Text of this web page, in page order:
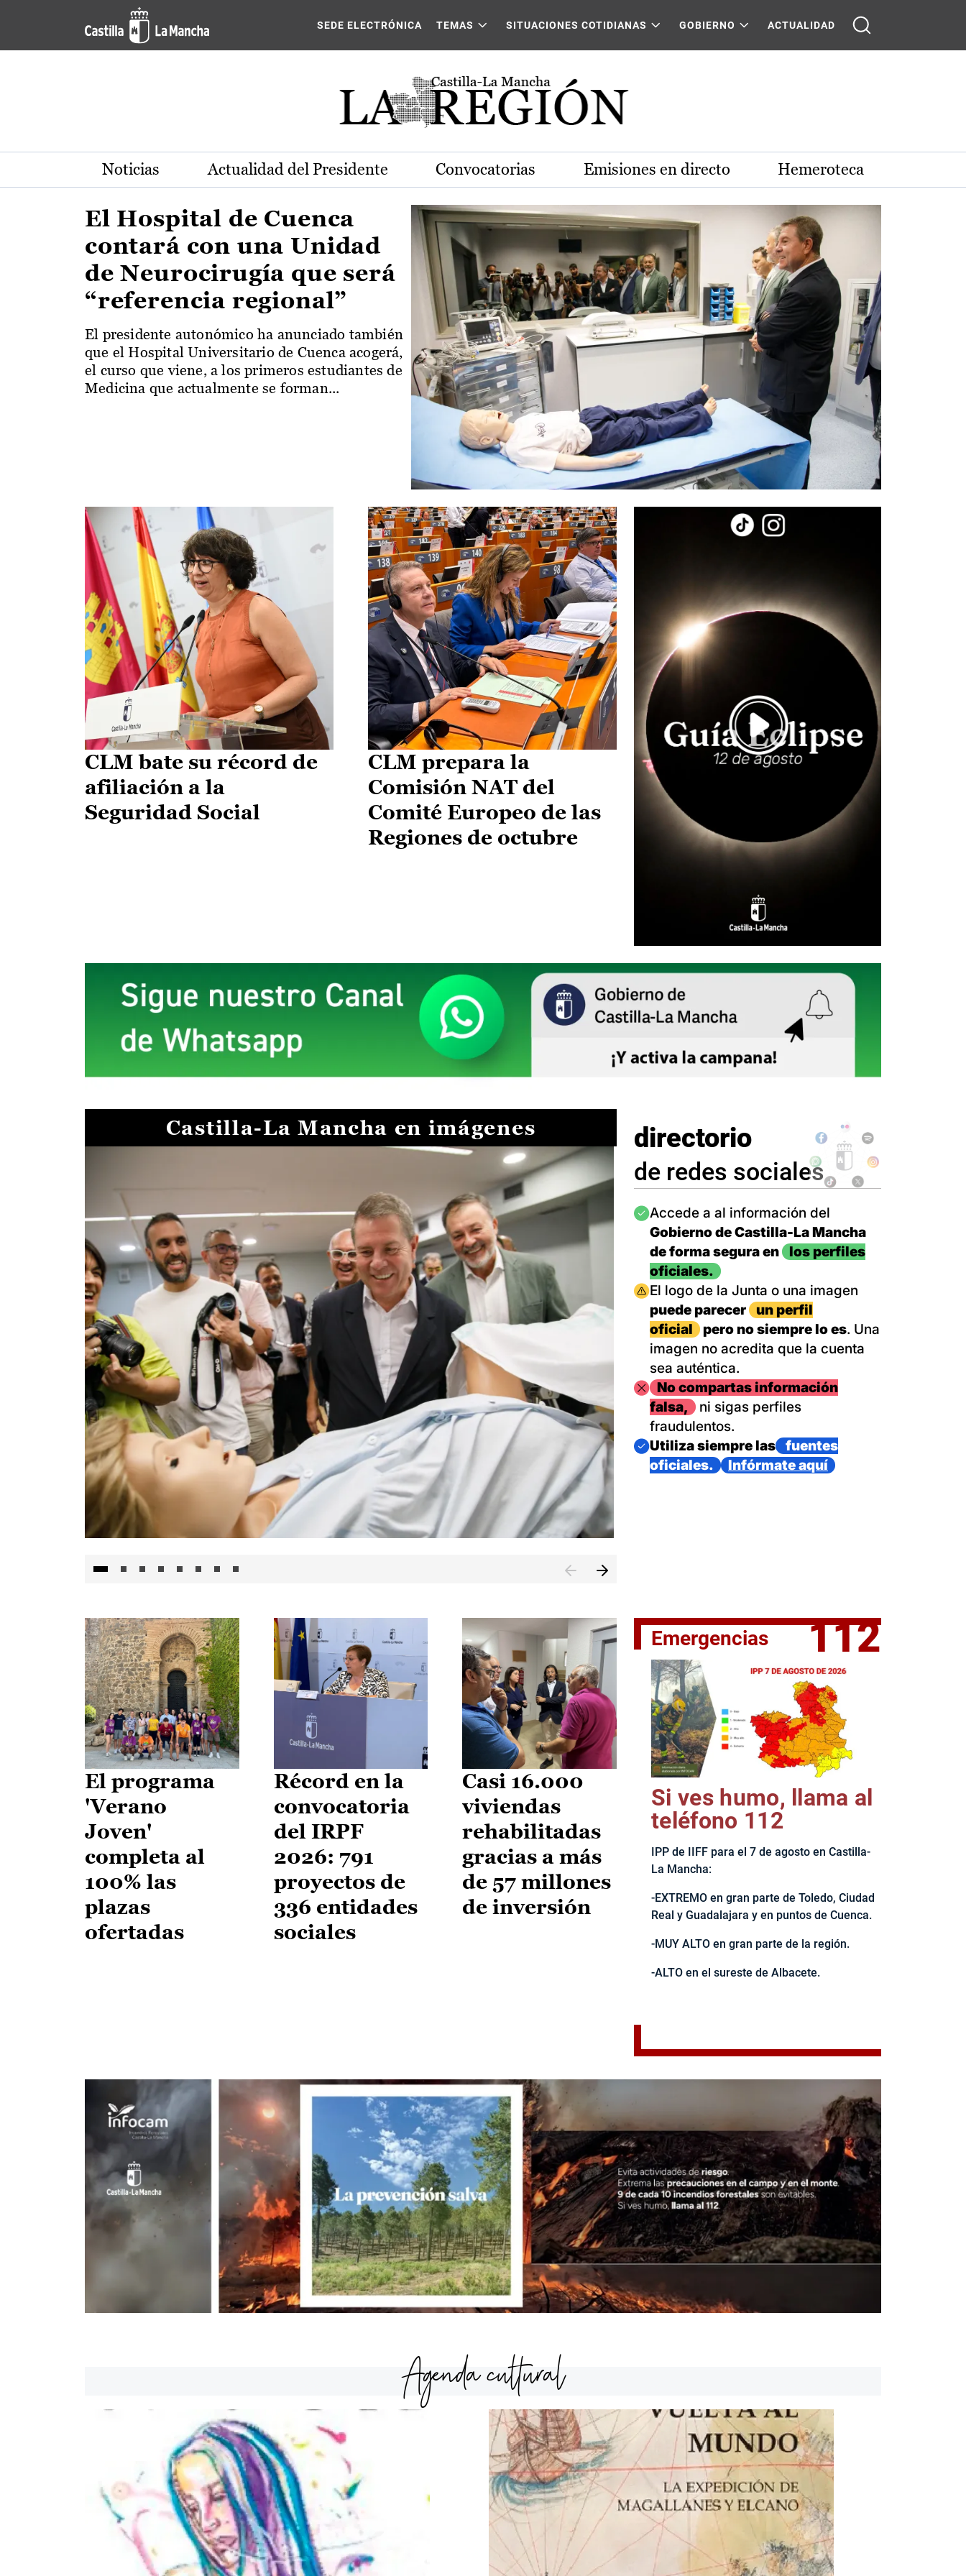
Pasar al contenido principal
Actualidad de la región de Castilla-La Mancha
SEDE ELECTRÓNICA TEMAS SITUACIONES COTIDIANAS GOBIERNO ACTUALIDAD
Noticias Actualidad del Presidente Convocatorias Emisiones en directo Hemeroteca
El Hospital de Cuenca
contará con una Unidad
de Neurocirugía que será
“referencia regional”
El presidente autonómico ha anunciado también
que el Hospital Universitario de Cuenca acogerá,
el curso que viene, a los primeros estudiantes de
Medicina que actualmente se forman...
CLM bate su récord de
afiliación a la
Seguridad Social
CLM prepara la
Comisión NAT del
Comité Europeo de las
Regiones de octubre
Castilla-La Mancha en imágenes
El jefe del Ejecutivo castellanomanchego, Emiliano García-
directorio
de redes sociales
Imagen
Accede a al información del
Gobierno de Castilla-La Mancha
de forma segura en
los perfiles
oficiales.
Imagen
El logo de la Junta o una imagen
puede parecer
un perfil
oficial
pero no siempre lo es. Una
imagen no acredita que la cuenta
sea auténtica.
ImagenNo compartas información
falsa,
ni sigas perfiles
fraudulentos.
Imagen
Utiliza siempre las
fuentes
oficiales.
Infórmate aquí
El programa
'Verano
Joven'
completa al
100% las
plazas
ofertadas
Récord en la
convocatoria
del IRPF
2026: 791
proyectos de
336 entidades
sociales
Casi 16.000
viviendas
rehabilitadas
gracias a más
de 57 millones
de inversión
Emergencias 112
Si ves humo, llama al
teléfono 112
IPP de IIFF para el 7 de agosto en Castilla-
La Mancha:
-EXTREMO en gran parte de Toledo, Ciudad
Real y Guadalajara y en puntos de Cuenca.
-MUY ALTO en gran parte de la región.
-ALTO en el sureste de Albacete.
Agenda cultural